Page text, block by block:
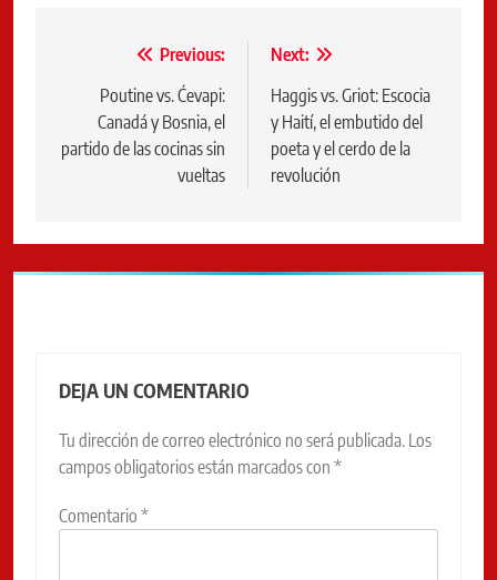
Navegación
entradas
Previous:
Poutine vs. Ćevapi:
Canadá y Bosnia, el
partido de las cocinas sin
vueltas
Next:
Haggis vs. Griot: Escocia
y Haití, el embutido del
poeta y el cerdo de la
revolución
DEJA UN COMENTARIO
Tu dirección de correo electrónico no será publicada. Los
campos obligatorios están marcados con *
Comentario *